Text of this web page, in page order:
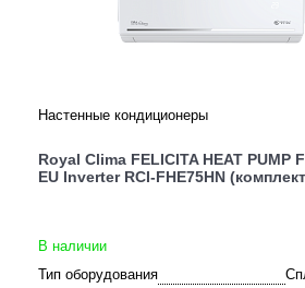
Настенные кондиционеры
Royal Clima FELICITA HEAT PUMP
EU Inverter RCI-FHE75HN
В наличии
Тип оборудования